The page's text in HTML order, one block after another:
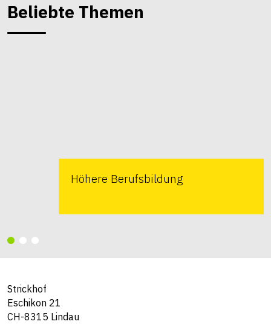
Beliebte Themen
Höhere Berufsbildung
Strickhof
Eschikon 21
CH-8315 Lindau